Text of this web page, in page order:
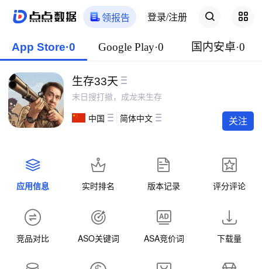
领报告 登录/注册
App Store·0 Google Play·0 国内安卓·0
生存33天
末日搜打撤，成龙来生存
中国 简体中文 关注
应用信息 实时排名 版本记录 评分评论
竞品对比 ASO关键词 ASA竞价词 下载量